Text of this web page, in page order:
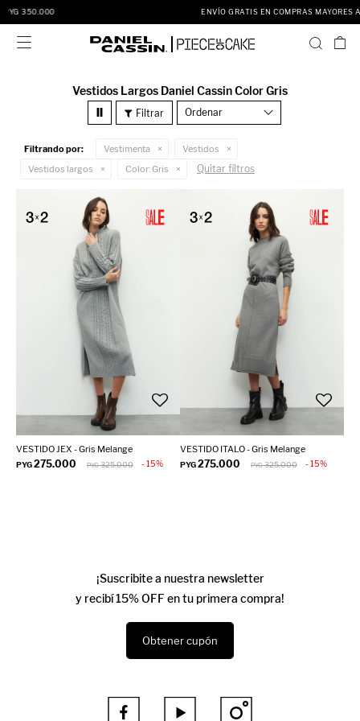
ENVÍO GRATIS EN COMPRAS MAYORES A PYG 350.000

Vestidos Largos Daniel Cassin Color Gris
Recomendados
Filtrando por: Vestimenta
Vestidos
Vestidos largos
Color:Gris Quitar filtros
VESTIDO JEX - Gris Melange
PYG275.000 PYG 325.000 15
VESTIDO ITALO - Gris Melange
PYG275.000 PYG 325.000 15
¡Suscribite a nuestra newsletter
y recibí 15% OFF en tu primera compra!
Obtener cupón
  